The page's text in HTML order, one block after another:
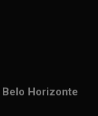
Belo Horizonte